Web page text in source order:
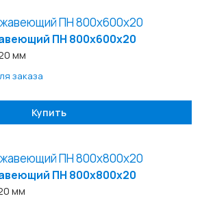
ПН 800х600х20
мм
заказа
Купить
ПН 800х800x20
мм